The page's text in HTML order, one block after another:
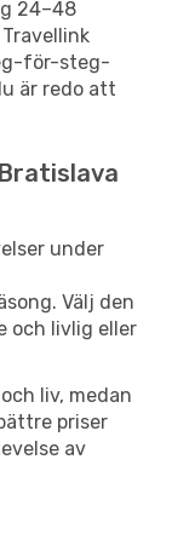
24–48
för-steg-
är redo att
under
Välj den
och livlig eller
liv, medan
priser
av